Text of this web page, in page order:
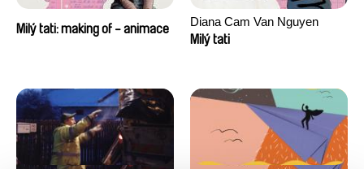
Milý tati: making of - animace
Diana Cam Van Nguyen
Milý tati